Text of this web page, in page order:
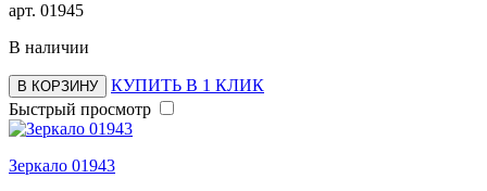
арт. 01945
В наличии
В КОРЗИНУ
КУПИТЬ В 1 КЛИК
Быстрый просмотр
Зеркало 01943